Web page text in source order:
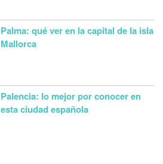
Palma: qué ver en la capital de la isla
Mallorca
Palencia: lo mejor por conocer en
esta ciudad española